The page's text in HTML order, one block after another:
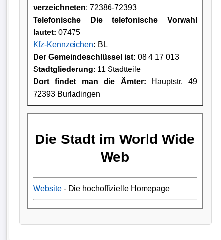
verzeichneten: 72386-72393
Telefonische Die telefonische Vorwahl
lautet: 07475
Kfz-Kennzeichen: BL
Der Gemeindeschlüssel ist: 08 4 17 013
Stadtgliederung: 11 Stadtteile
Dort findet man die Ämter: Hauptstr. 49
72393 Burladingen
Die Stadt im World Wide
Web
Website- Die hochoffizielle Homepage